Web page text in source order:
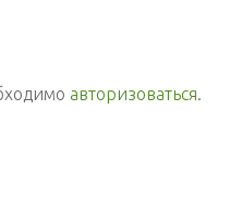
авторизоваться.